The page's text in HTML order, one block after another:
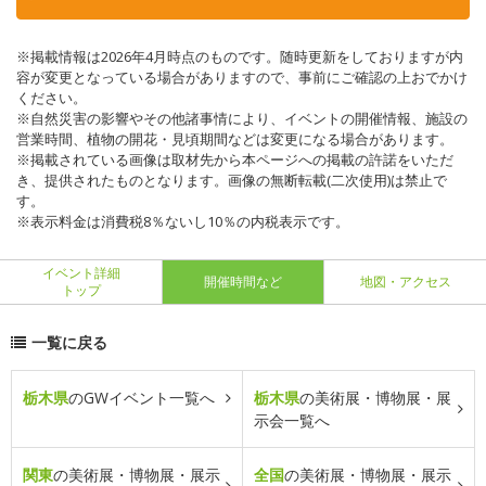
※掲載情報は2026年4月時点のものです。随時更新をしておりますが内
容が変更となっている場合がありますので、事前にご確認の上おでかけ
ください。
※自然災害の影響やその他諸事情により、イベントの開催情報、施設の
営業時間、植物の開花・見頃期間などは変更になる場合があります。
※掲載されている画像は取材先から本ページへの掲載の許諾をいただ
き、提供されたものとなります。画像の無断転載(二次使用)は禁止で
す。
※表示料金は消費税8％ないし10％の内税表示です。
イベント詳細
トップ
開催時間など 地図・アクセス
一覧に戻る
栃木県のGWイベント一覧へ 栃木県の美術展・博物展・展
示会一覧へ
関東の美術展・博物展・展示
全国の美術展・博物展・展示